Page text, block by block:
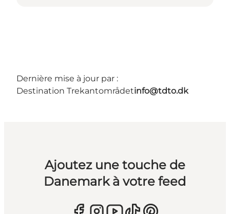
Dernière mise à jour par :
Destination Trekantområdetinfo@tdto.dk
Ajoutez une touche de
Danemark à votre feed